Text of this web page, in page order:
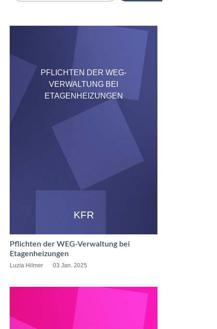
PFLICHTEN DER WEG-
VERWALTUNG BEI
ETAGENHEIZUNGEN
KFR
Pflichten der WEG-Verwaltung bei
Etagenheizungen
Luzia Hilmer 03 Jan. 2025